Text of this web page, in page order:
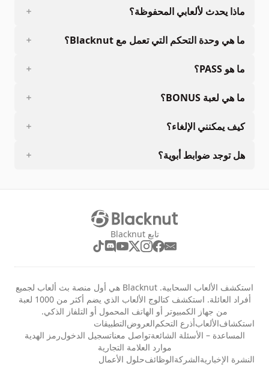
ماذا يحدث لألعابي المحفوظة؟
ما هي وحدة التحكم التي تعمل مع Blacknut؟
ما هو PASS؟
ما هي لعبة BONUS؟
كيف يمكنني الإلغاء؟
هل توجد ضوابط أبوية؟
تابع Blacknut
استكشف الألعاب السحابية. Blacknut هي أول منصة بث ألعاب لجميع
أفراد العائلة. استكشف كتالوج الألعاب الذي يضم أكثر من 1000 لعبة
من جهاز الكمبيوتر أو الهاتف المحمول أو التلفاز الذكي.
استكشافالألعابأذرع التحكمالعروضالتطبيقات
المساعدة – الأسئلة الشائعةتواصل معناتسجيل الدخولرمز الهدية
موارد العلامة التجارية
النشرة الإخباريةالشركةالوظائفحلول الأعمال